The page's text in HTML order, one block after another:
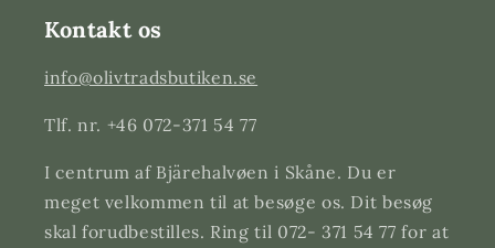
Kontakt os
info@olivtradsbutiken.se
Tlf. nr. +46 072-371 54 77
I centrum af Bjärehalvøen i Skåne. Du er
meget velkommen til at besøge os. Dit besøg
skal forudbestilles. Ring til 072- 371 54 77 for at